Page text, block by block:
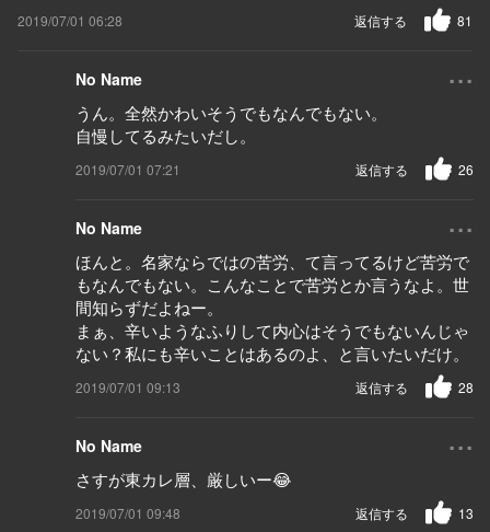
2019/07/01 06:28 81
返信する
No Name ...
うん。全然かわいそうでもなんでもない。
自慢してるみたいだし。
2019/07/01 07:21 26
返信する
No Name ...
ほんと。名家ならではの苦労、て言ってるけど苦労で
もなんでもない。こんなことで苦労とか言うなよ。世
間知らずだよねー。
まぁ、辛いようなふりして内心はそうでもないんじゃ
ない？私にも辛いことはあるのよ、と言いたいだけ。
2019/07/01 09:13 28
返信する
No Name ...
さすが東カレ層、厳しいー😂
2019/07/01 09:48 13
返信する